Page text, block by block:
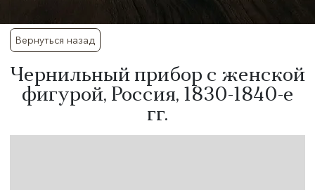
Вернуться назад
​Чернильный прибор с женской
фигурой, Россия, 1830-1840-е
гг.